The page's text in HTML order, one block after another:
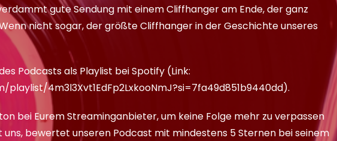
gute Sendung mit einem Cliffhanger am Ende, der ganz
nicht sogar, der größte Cliffhanger in der Geschichte unseres
Podcasts als Playlist bei Spotify (Link:
4m3l3Xvt1EdFp2LxkooNmJ?si=7fa49d851b9440dd).
bei Eurem Streaminganbieter, um keine Folge mehr zu verpassen
bewertet unseren Podcast mit mindestens 5 Sternen bei seinem